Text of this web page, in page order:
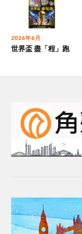
2026年6月
世界盃 盡「程」跑